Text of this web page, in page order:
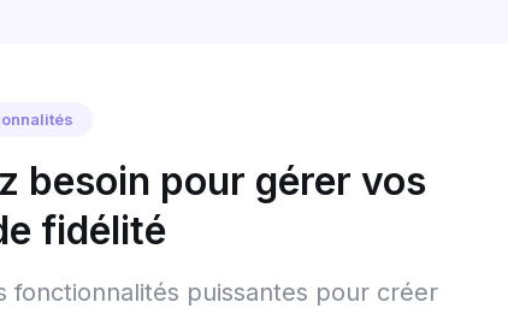
besoin pour gérer vos
fidélité
puissantes pour créer